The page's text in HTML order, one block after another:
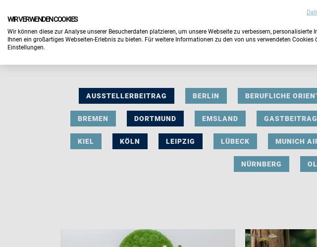
AUSSTELLERBEITRAG BERLIN BERUFLICHE
BREMEN DORTMUND EMSLAND GASTBEITRAG
KIEL KÖLN LEIPZIG LÜBECK MUNICH
NÜRNBERG
WIR VERWENDEN COOKIES
Wir können diese zur Analyse unserer Besucherdaten platzieren, um unsere Webseite zu verbessern, personalisierte
Ihnen ein großartiges Webseiten-Erlebnis zu bieten. Für weitere Informationen zu den von uns verwendeten Cookies
Einstellungen.